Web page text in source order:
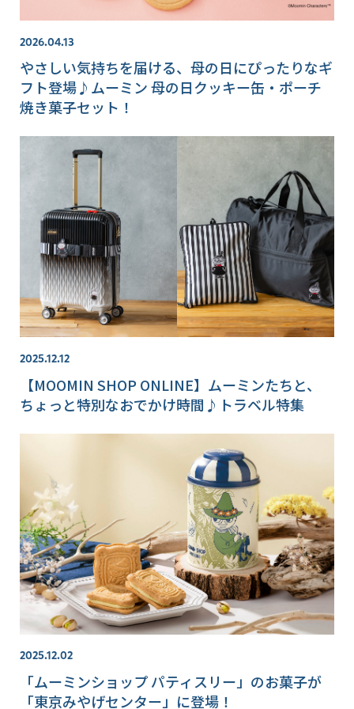
2026.04.13
やさしい気持ちを届ける、母の日にぴったりなギ
フト登場♪ムーミン 母の日クッキー缶・ポーチ
焼き菓子セット！
2025.12.12
【MOOMIN SHOP ONLINE】ムーミンたちと、
ちょっと特別なおでかけ時間♪トラベル特集
2025.12.02
「ムーミンショップ パティスリー」のお菓子が
「東京みやげセンター」に登場！